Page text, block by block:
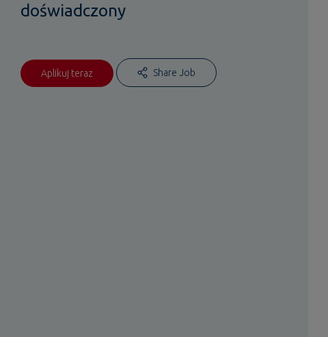
doświadczony
Aplikuj teraz Share Job